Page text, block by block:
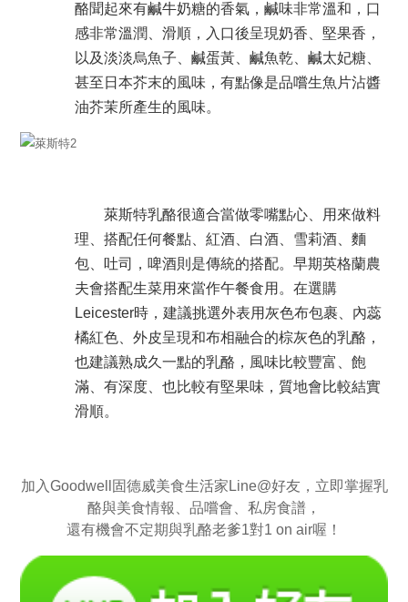
酪聞起來有鹹牛奶糖的香氣，鹹味非常溫和，口
感非常溫潤、滑順，入口後呈現奶香、堅果香，
以及淡淡烏魚子、鹹蛋黃、鹹魚乾、鹹太妃糖、
甚至日本芥末的風味，有點像是品嚐生魚片沾醬
油芥茉所產生的風味。
萊斯特乳酪很適合當做零嘴點心、用來做料
理、搭配任何餐點、紅酒、白酒、雪莉酒、麵
包、吐司，啤酒則是傳統的搭配。早期英格蘭農
夫會搭配生菜用來當作午餐食用。在選購
Leicester時，建議挑選外表用灰色布包裹、內蕊
橘紅色、外皮呈現和布相融合的棕灰色的乳酪，
也建議熟成久一點的乳酪，風味比較豐富、飽
滿、有深度、也比較有堅果味，質地會比較結實
滑順。
加入Goodwell固德威美食生活家Line@好友，立即掌握乳
酪與美食情報、品嚐會、私房食譜，
還有機會不定期與乳酪老爹1對1 on air喔！